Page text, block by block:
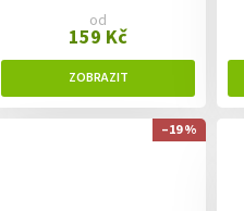
od
159 Kč
–19 %